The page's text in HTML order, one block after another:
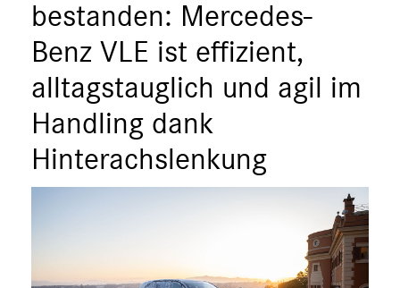
EQ
Marken & Produkte
MEDIA
ÜBER UNS
ANSPRECHPARTNER
bestanden: Mercedes-
Benz VLE ist effizient,
alltagstauglich und agil im
Handling dank
Hinterachslenkung